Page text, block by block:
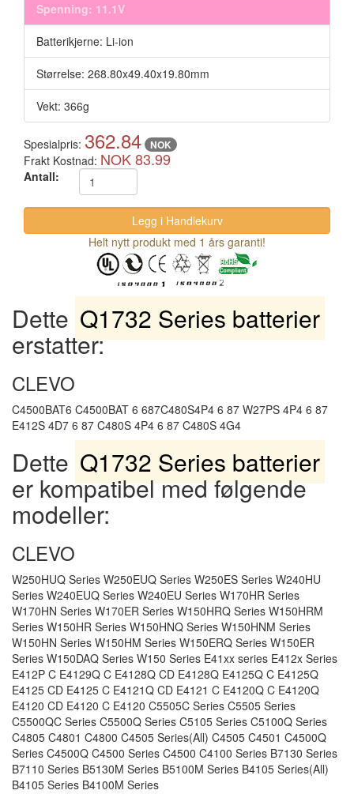
Spenning: 11.1V
Batterikjerne: Li-ion
Størrelse: 268.80x49.40x19.80mm
Vekt: 366g
Spesialpris: 362.84 NOK
Frakt Kostnad: NOK 83.99
Antall:
Helt nytt produkt med 1 års garanti!
Dette Q1732 Series batterier
erstatter:
CLEVO
C4500BAT6 C4500BAT 6 687C480S4P4 6 87 W27PS 4P4 6 87
E412S 4D7 6 87 C480S 4P4 6 87 C480S 4G4
Dette Q1732 Series batterier
er kompatibel med følgende
modeller:
CLEVO
W250HUQ Series W250EUQ Series W250ES Series W240HU
Series W240EUQ Series W240EU Series W170HR Series
W170HN Series W170ER Series W150HRQ Series W150HRM
Series W150HR Series W150HNQ Series W150HNM Series
W150HN Series W150HM Series W150ERQ Series W150ER
Series W150DAQ Series W150 Series E41xx series E412x Series
E412P C E4129Q C E4128Q CD E4128Q E4125Q C E4125Q
E4125 CD E4125 C E4121Q CD E4121 C E4120Q C E4120Q
E4120 CD E4120 C E4120 C5505C Series C5505 Series
C5500QC Series C5500Q Series C5105 Series C5100Q Series
C4805 C4801 C4800 C4505 Series(All) C4505 C4501 C4500Q
Series C4500Q C4500 Series C4500 C4100 Series B7130 Series
B7110 Series B5130M Series B5100M Series B4105 Series(All)
B4105 Series B4100M Series